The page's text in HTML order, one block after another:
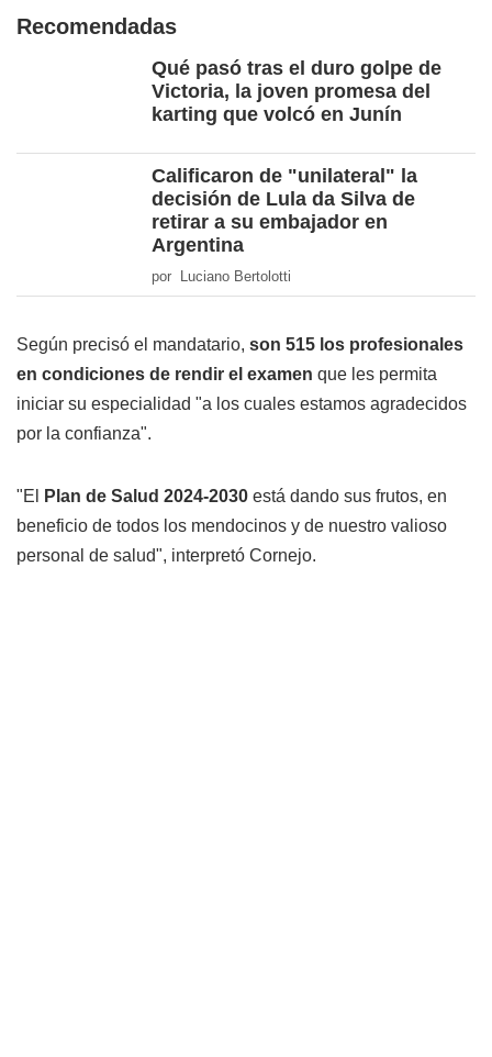
Recomendadas
Qué pasó tras el duro golpe de
Victoria, la joven promesa del
karting que volcó en Junín
Calificaron de "unilateral" la
decisión de Lula da Silva de
retirar a su embajador en
Argentina
por Luciano Bertolotti
Según precisó el mandatario, son 515 los profesionales
en condiciones de rendir el examen que les permita
iniciar su especialidad "a los cuales estamos agradecidos
por la confianza".
"El Plan de Salud 2024-2030 está dando sus frutos, en
beneficio de todos los mendocinos y de nuestro valioso
personal de salud", interpretó Cornejo.